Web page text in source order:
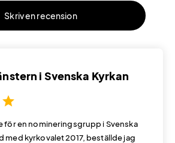
Skriv en recension
star
i Svenska Kyrkan
för en nomineringsgrupp i Svenska
med kyrkovalet 2017, beställde jag